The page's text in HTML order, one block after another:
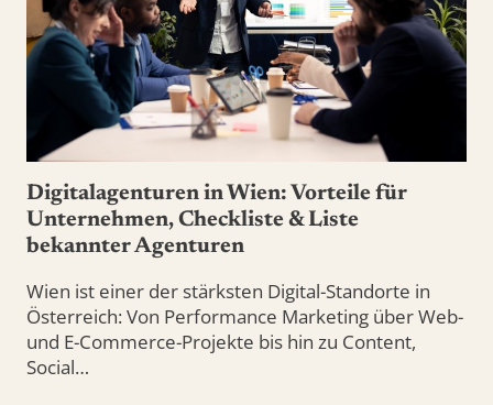
Digitalagenturen in Wien: Vorteile für
Unternehmen, Checkliste & Liste
bekannter Agenturen
Wien ist einer der stärksten Digital-Standorte in
Österreich: Von Performance Marketing über Web-
und E-Commerce-Projekte bis hin zu Content,
Social…